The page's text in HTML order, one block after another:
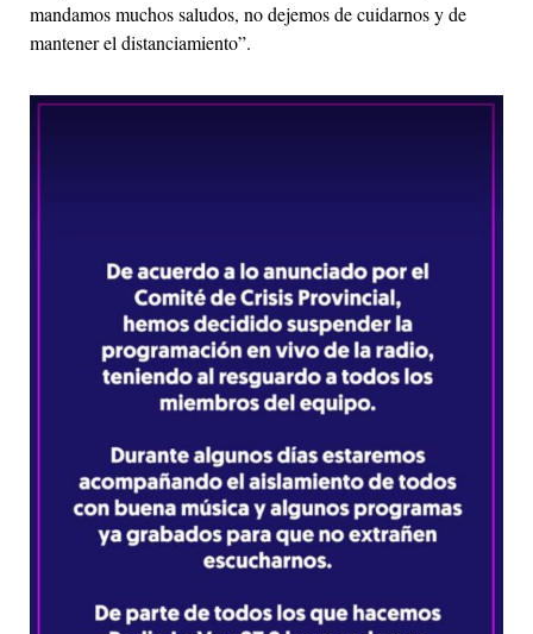
mandamos muchos saludos, no dejemos de cuidarnos y de
mantener el distanciamiento”.